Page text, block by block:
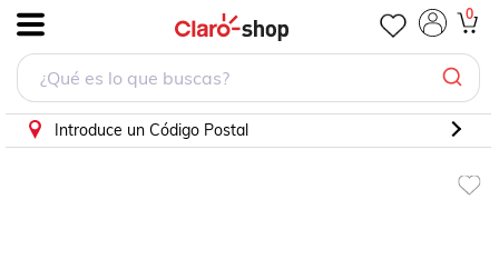
0
Introduce un Código Postal
753 Panera Oval Georgian 600Grs